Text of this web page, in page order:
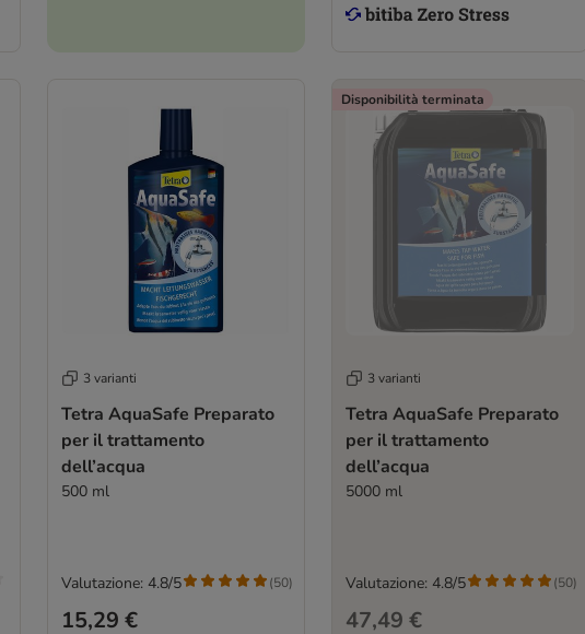
3 varianti
Tetra AquaSafe Preparato
per il trattamento
dell’acqua
500 ml
15,29 €
Valutazione: 4.8/5 (50)
Disponibilità terminata
3 varianti
Tetra AquaSafe Preparato
per il trattamento
dell’acqua
5000 ml
47,49 €
Valutazione: 4.8/5 (50)